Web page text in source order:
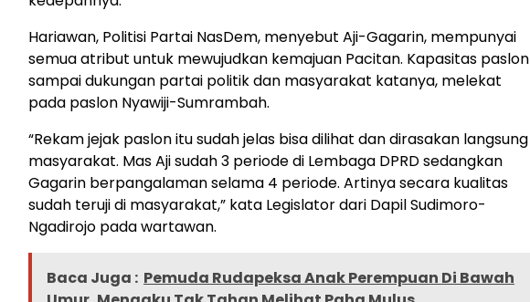
Hariawan, Politisi Partai NasDem, menyebut Aji-Gagarin, mempunyai
semua atribut untuk mewujudkan kemajuan Pacitan. Kapasitas paslon
sampai dukungan partai politik dan masyarakat katanya, melekat
pada paslon Nyawiji-Sumrambah.
“Rekam jejak paslon itu sudah jelas bisa dilihat dan dirasakan langsung
masyarakat. Mas Aji sudah 3 periode di Lembaga DPRD sedangkan
Gagarin berpangalaman selama 4 periode. Artinya secara kualitas
sudah teruji di masyarakat,” kata Legislator dari Dapil Sudimoro-
Ngadirojo pada wartawan.
Baca Juga : Pemuda Rudapeksa Anak Perempuan Di Bawah